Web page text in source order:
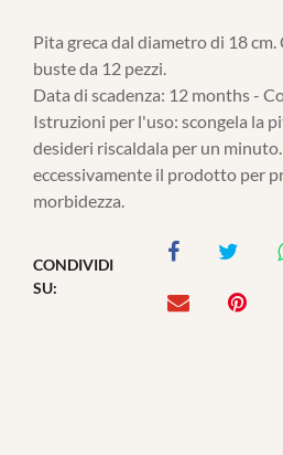
Pita greca dal diametro di 18
buste da 12 pezzi.
Data di scadenza: 12 months -
Istruzioni per l'uso: scongela la
desideri riscaldala per un
eccessivamente il prodotto per
morbidezza.
CONDIVIDI
SU: